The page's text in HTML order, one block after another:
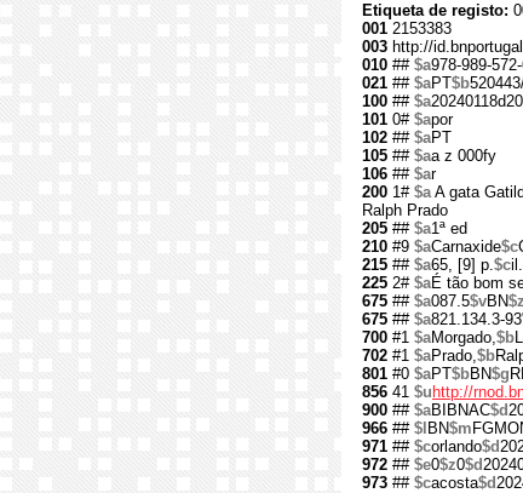
Etiqueta de registo:
001 2153383
003 http://
010 ## $a978-989-
021 ## $aPT$b
100 ## $a
101 0# $apor
102 ## $aPT
105 ## $aa z 000fy
106 ## $ar
200 1# $aA gata
Ralph Prado
205 ## $a1ª ed
210 #9 $aCarnaxide$c
215 ## $a65, [9] p.$cil.
225 2# $aÉ tão bom
675 ## $a087.5$vBN$z
675 ## $a821.134.3-
700 #1 $aMorgado,$b
702 #1 $aPrado,$b
801 #0 $aPT$bBN$g
856 41 $u http://
900 ## $aBIBNAC$d
966 ## $l BN$m
971 ## $corlando$d
972 ## $e0$z0$d
973 ## $cacosta$d